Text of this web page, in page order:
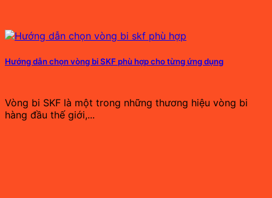
Hướng dẫn chọn vòng bi SKF phù hợp cho từng ứng dụng
Vòng bi SKF là một trong những thương hiệu vòng bi
hàng đầu thế giới,...